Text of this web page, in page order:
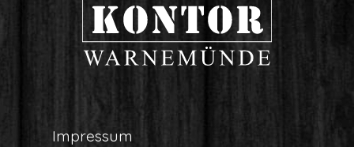
Impres­sum